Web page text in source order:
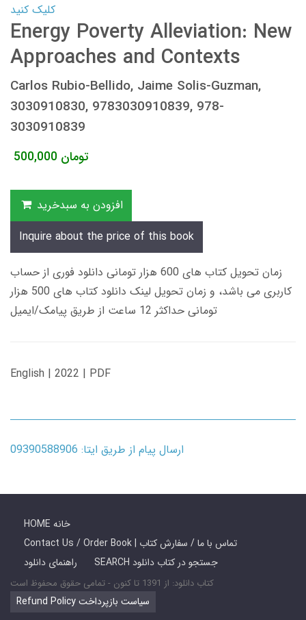
کلیک کنید
Energy Poverty Alleviation: New
Approaches and Contexts
Carlos Rubio-Bellido, Jaime Solis-Guzman,
3030910830, 9783030910839, 978-
3030910839
500,000 تومان
افزودن به سبدخرید
Inquire about the price of this book
زمان تحویل کتاب های 600 هزار تومانی دانلود فوری از حساب
کاربری می باشد، و زمان تحویل لینک دانلود کتاب های 500 هزار
تومانی حداکثر 12 ساعت از طریق پیامک/ایمیل
English | 2022 | PDF
ارسال پیام از طریق ایتا: 09390588906
HOME خانه
Contact Us / Order Book | تماس با ما / سفارش کتاب
راهنمای دانلود
SEARCH جستجو در کتاب دانلود
کتاب دانلود: از 1391 تا کنون - تمامی حقوق محفوظ است
Refund Policy سیاست بازپرداخت